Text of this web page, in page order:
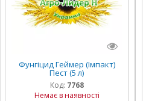
Фунгіцид Геймер (Імпакт)
Пест (5 л)
Код: 7768
Немає в наявності